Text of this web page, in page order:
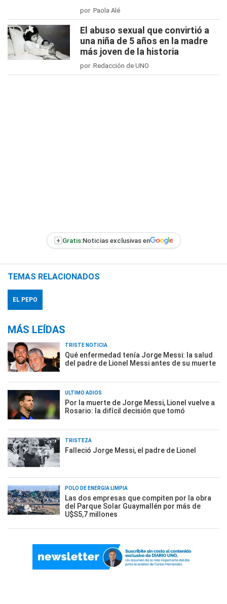
por Paola Alé
El abuso sexual que convirtió a
una niña de 5 años en la madre
más joven de la historia
por Redacción de UNO
+ Gratis:Noticias exclusivas en
TEMAS RELACIONADOS
EL PEPO
MÁS LEÍDAS
TRISTE NOTICIA
Qué enfermedad tenía Jorge Messi: la salud
del padre de Lionel Messi antes de su muerte
ÚLTIMO ADIÓS
Por la muerte de Jorge Messi, Lionel vuelve a
Rosario: la difícil decisión que tomó
TRISTEZA
Falleció Jorge Messi, el padre de Lionel
POLO DE ENERGÍA LIMPIA
Las dos empresas que compiten por la obra
del Parque Solar Guaymallén por más de
U$S5,7 millones